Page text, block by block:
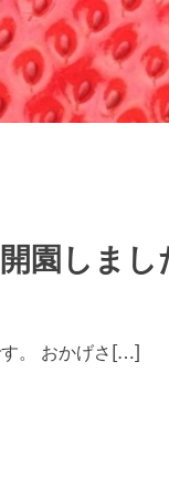
園しまし
。 おかげさ[…]